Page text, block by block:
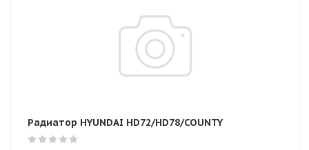
Радиатор HYUNDAI HD72/HD78/COUNTY